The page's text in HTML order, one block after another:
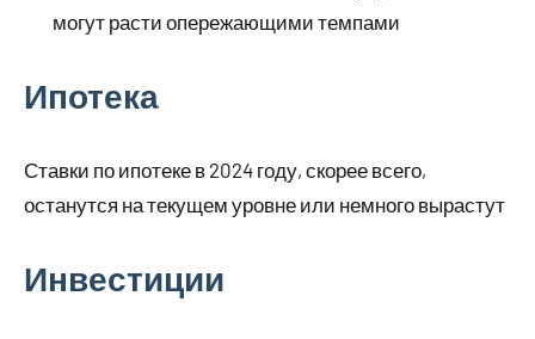
могут расти опережающими темпами
Ипотека
Ставки по ипотеке в 2024 году, скорее всего,
останутся на текущем уровне или немного вырастут
Инвестиции